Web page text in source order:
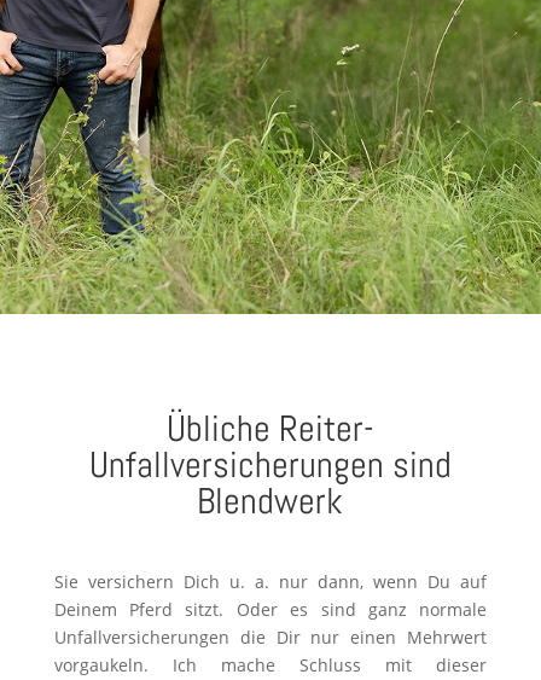
Übliche Reiter-
Unfallversicherungen sind
Blendwerk
Sie versichern Dich u. a. nur dann, wenn Du auf
Deinem Pferd sitzt. Oder es sind ganz normale
Unfallversicherungen die Dir nur einen Mehrwert
vorgaukeln. Ich mache Schluss mit dieser